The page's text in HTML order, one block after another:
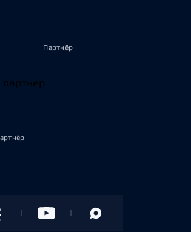
Партнёр